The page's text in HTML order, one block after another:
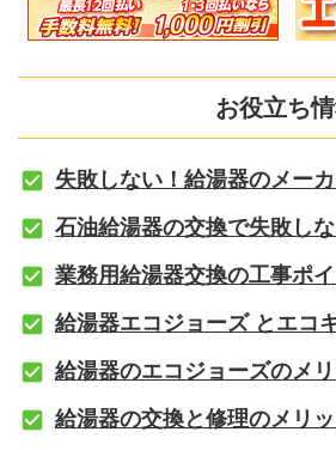
お役立ち
失敗しない！給湯器のメー
石油給湯器の交換で失敗し
業務用給湯器交換の工事ポ
給湯器エコジョーズ とエコ
給湯器のエコジョーズのメ
給湯器の交換と修理のメリ